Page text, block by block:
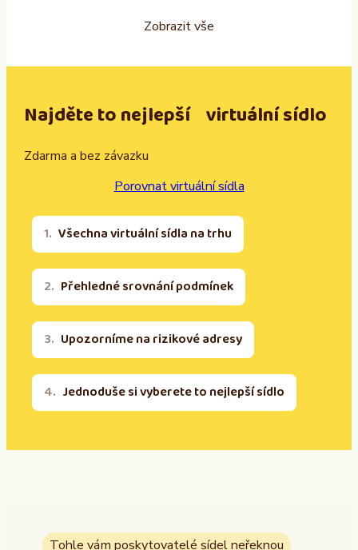
Zobrazit vše
Najděte to nejlepší virtuální sídlo
Zdarma a bez závazku
Porovnat virtuální sídla
Všechna virtuální sídla na trhu
Přehledné srovnání podmínek
Upozorníme na rizikové adresy
Jednoduše si vyberete to nejlepší sídlo
Tohle vám poskytovatelé sídel neřeknou